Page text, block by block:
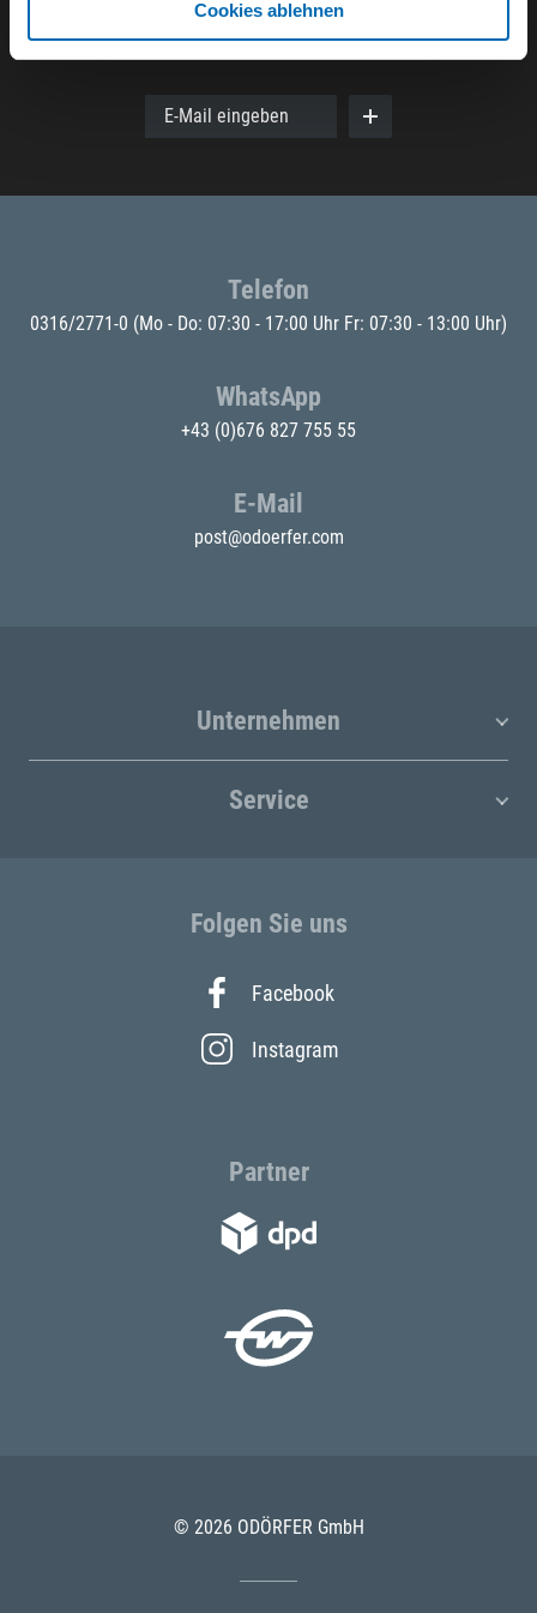
Cookies ablehnen
Der ODÖRFER Newsletter
E-Mail eingeben
Telefon
0316/2771-0 (Mo - Do: 07:30 - 17:00 Uhr Fr: 07:30 - 13:00 Uhr)
WhatsApp
+43 (0)676 827 755 55
E-Mail
post@odoerfer.com
Unternehmen
Service
Folgen Sie uns
Facebook
Instagram
Partner
© 2026 ODÖRFER GmbH